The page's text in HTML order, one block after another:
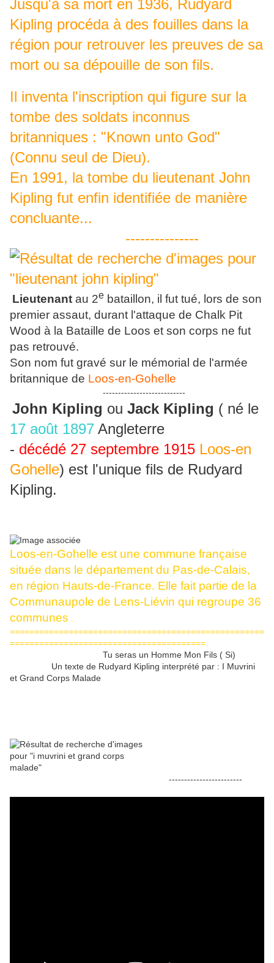
Jusqu'à sa mort en 1936, Rudyard
Kipling procéda à des fouilles dans la
région pour retrouver les preuves de sa
mort ou sa dépouille de son fils.
Il inventa l'inscription qui figure sur la
tombe des soldats inconnus
britanniques : "Known unto God"
(Connu seul de Dieu).
En 1991, la tombe du lieutenant John
Kipling fut enfin identifiée de manière
concluante...
---------------
Lieutenant au 2e bataillon, il fut tué, lors de son
premier assaut, durant l'attaque de Chalk Pit
Wood à la Bataille de Loos et son corps ne fut
pas retrouvé.
Son nom fut gravé sur le mémorial de l'armée
britannique de Loos-en-Gohelle
---------------------------
John Kipling ou Jack Kipling ( né le
17 août 1897 Angleterre
- décédé 27 septembre 1915 Loos-en
Gohelle) est l'unique fils de Rudyard
Kipling.
Loos-en-Gohelle est une commune française
située dans le département du Pas-de-Calais,
en région Hauts-de-France. Elle fait partie de la
Communaupole de Lens-Liévin qui regroupe 36
communes .
====================================================
========================================
Tu seras un Homme Mon Fils ( Si)
Un texte de Rudyard Kipling interprété par : I Muvrini
et Grand Corps Malade
------------------------